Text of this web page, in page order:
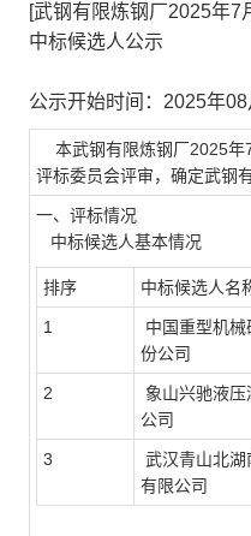
[武钢有限炼钢厂2025年
中标候选人公示
公示开始时间：2025年08
本武钢有限炼钢厂2025年
评标委员会评审，确定武钢
一、评标情况
中标候选人基本情况
排序 中标候选人名
1
中国重型机械
份公司
2
象山兴驰液压
公司
3
武汉青山北湖
有限公司